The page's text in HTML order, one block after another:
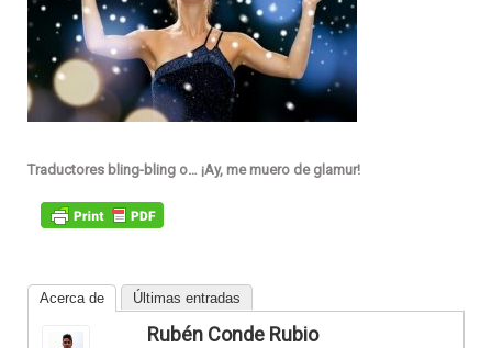
Traductores bling-bling o… ¡Ay, me muero de glamur!
Acerca de Últimas entradas
Rubén Conde Rubio